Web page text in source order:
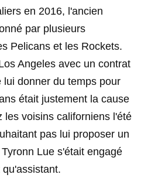
en 2016, l'ancien
par plusieurs
Pelicans et les Rockets.
Angeles avec un contrat
donner du temps pour
était justement la cause
les voisins californiens l'été
pas lui proposer un
Lue s'était engagé